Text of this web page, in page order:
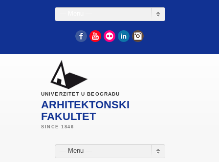
FacebookYouTube
Flickr LinkedIn
UNIVERZITET U BEOGRADU
ARHITEKTONSKI
FAKULTET
— Menu —